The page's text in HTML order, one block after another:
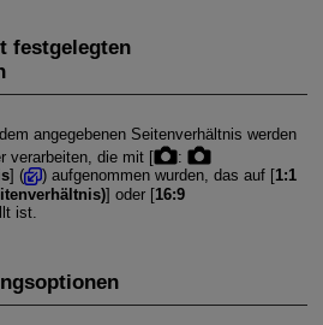
festgelegten
angegebenen Seitenverhältnis werden
verarbeiten, die mit [
:
] ( ) aufgenommen wurden, das auf [1:1
] oder [16:9
ist.